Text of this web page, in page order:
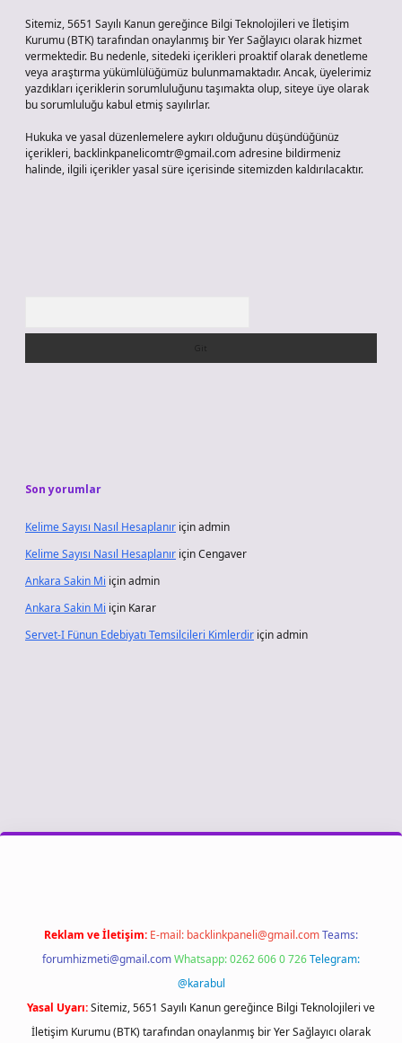
Sitemiz, 5651 Sayılı Kanun gereğince Bilgi Teknolojileri ve İletişim
Kurumu (BTK) tarafından onaylanmış bir Yer Sağlayıcı olarak hizmet
vermektedir. Bu nedenle, sitedeki içerikleri proaktif olarak denetleme
veya araştırma yükümlülüğümüz bulunmamaktadır. Ancak, üyelerimiz
yazdıkları içeriklerin sorumluluğunu taşımakta olup, siteye üye olarak
bu sorumluluğu kabul etmiş sayılırlar.
Hukuka ve yasal düzenlemelere aykırı olduğunu düşündüğünüz
içerikleri, backlinkpanelicomtr@gmail.comadresine bildirmeniz
halinde, ilgili içerikler yasal süre içerisinde sitemizden kaldırılacaktır.
Son yorumlar
Kelime Sayısı Nasıl Hesaplanır içinadmin
Kelime Sayısı Nasıl Hesaplanır içinCengaver
Ankara Sakin Mi içinadmin
Ankara Sakin Mi için Karar
Servet-I Fünun Edebiyatı Temsilcileri Kimlerdir içinadmin
Reklam ve İletişim: E-mail: backlinkpaneli@gmail.comTeams:
forumhizmeti@gmail.comWhatsapp: 0262 606 0 726Telegram:
@karabul
Yasal Uyarı:Sitemiz, 5651 Sayılı Kanun gereğince Bilgi Teknolojileri ve
İletişim Kurumu (BTK) tarafından onaylanmış bir Yer Sağlayıcı olarak